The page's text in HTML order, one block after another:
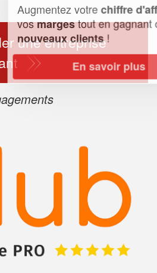
une entreprise
votrechiffre d'affaireset
tout en gagnant de
clients!
En savoir plus